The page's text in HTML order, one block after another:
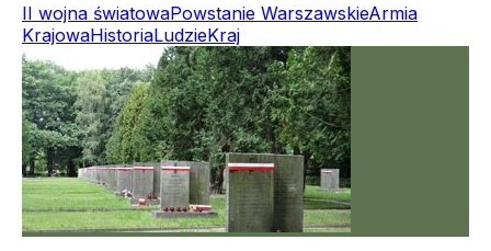
II wojna światowaPowstanie WarszawskieArmia
KrajowaHistoriaLudzieKraj